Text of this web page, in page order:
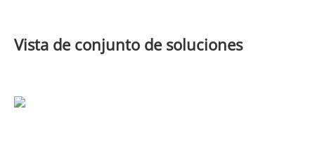
Vista de conjunto de soluciones